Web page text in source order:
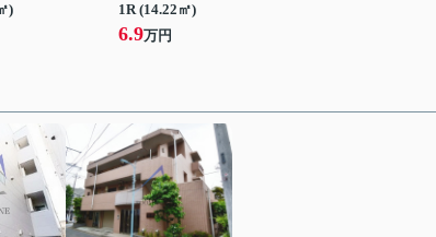
)
1R (14.22㎡)
6.9万円